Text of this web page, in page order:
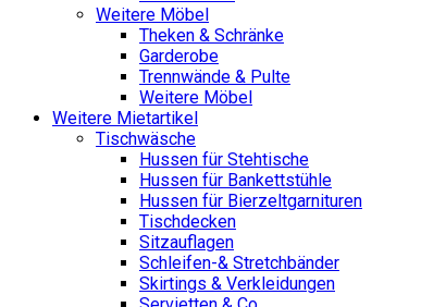
Weitere Möbel
Theken & Schränke
Garderobe
Trennwände & Pulte
Weitere Möbel
Weitere Mietartikel
Tischwäsche
Hussen für Stehtische
Hussen für Bankettstühle
Hussen für Bierzeltgarnituren
Tischdecken
Sitzauflagen
Schleifen-& Stretchbänder
Skirtings & Verkleidungen